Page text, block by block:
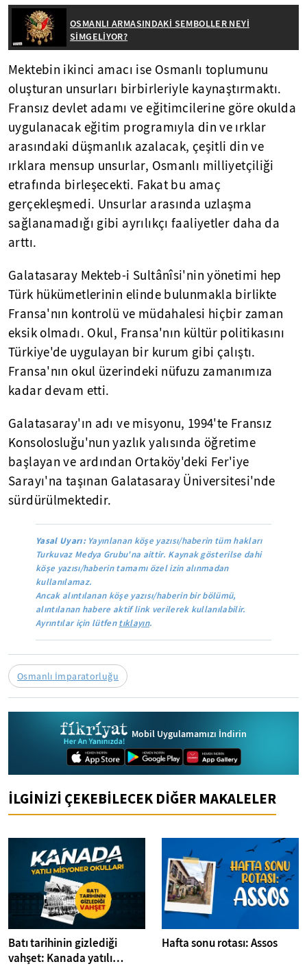
OSMANLI ARMASINDAKİ SEMBOLLER NEYİ
SİMGELİYOR?
Mektebin ikinci amacı ise Osmanlı toplumunu
oluşturan unsurları birbirleriyle kaynaştırmaktı.
Fransız devlet adamı ve eğitimcilerine göre okulda
uygulanacak eğitim programıyla din ve ırklar
arasındaki düşmanlık azalacak, çeşitli din ve
ırklara mensup unsurlar, Osmanlı milliyetçiliği
etrafında birleşecekti. Fakat bu amaç
gerçekleşmedi. Unsurlar arasında uzlaşma
sağlanamadığı gibi ayrılıkçı faaliyetler daha da
arttı.
Galatasaray Mekteb-i Sultânîsi'nin yönetimi hep
Türk hükümetlerinin elinde bulunmakla birlikte
Fransa'nın kontrolü ve müdahalesi hiçbir zaman
eksik olmadı. Okul, Fransa'nın kültür politikasını
Türkiye'de uygulayan bir kurum gibi çalıştı.
Fransa'nın okul üzerindeki nüfuzu zamanımıza
kadar devam etti.
Galatasaray'ın adı ve misyonu, 1994'te Fransız
Konsolosluğu'nun yazlık yalısında öğretime
başlayan ve ardından Ortaköy'deki Fer'iye
Sarayı'na taşınan Galatasaray Üniversitesi'nde
sürdürülmektedir.
Yasal Uyarı:Yayınlanan köşe yazısı/haberin tüm hakları
Turkuvaz Medya Grubu'na aittir. Kaynak gösterilse dahi
köşe yazısı/haberin tamamı özel izin alınmadan
kullanılamaz.
Ancak alıntılanan köşe yazısı/haberin bir bölümü,
alıntılanan habere aktif link verilerek kullanılabilir.
Ayrıntılar için lütfentıklayın.
Osmanlı İmparatorluğu
Mobil Uygulamamızı İndirin
İLGİNİZİ ÇEKEBİLECEK DİĞER MAKALELER
Batı tarihinin gizlediği
vahşet: Kanada yatılı
Hafta sonu rotası: Assos